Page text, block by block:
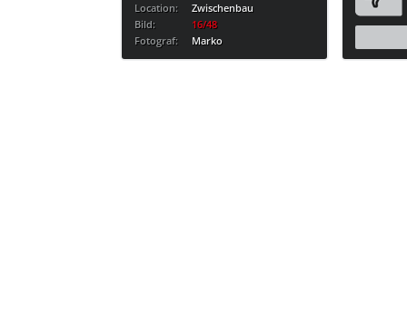
Location:
Zwischenbau
Bild:
16/48
Fotograf:
Marko